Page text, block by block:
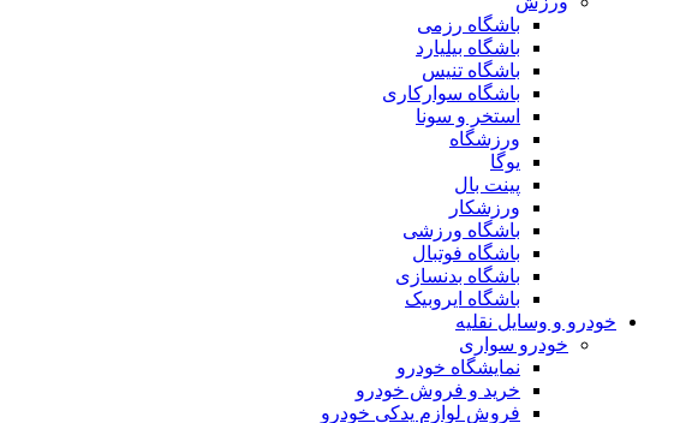
باشگاه رزمی
باشگاه بیلیارد
باشگاه تنیس
باشگاه سوارکاری
استخر و سونا
ورزشگاه
یوگا
پینت بال
ورزشکار
باشگاه ورزشی
باشگاه فوتبال
باشگاه بدنسازی
باشگاه ایروبیک
خودرو و وسایل نقلیه
خودرو سواری
نمایشگاه خودرو
خرید و فروش خودرو
فروش لوازم یدکی خودرو